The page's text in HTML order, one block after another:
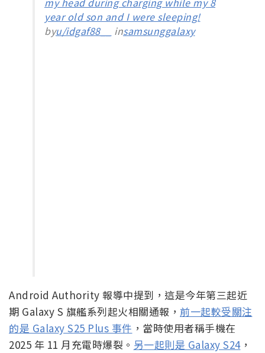
year old son and I were sleeping!
byu/idgaf88__ insamsunggalaxy
Android Authority 報導中提到，這是今年第三起近
期 Galaxy S 旗艦系列起火相關通報， 前一起較受關注
的是 Galaxy S25 Plus 事件 ，當時使用者稱手機在
2025 年 11 月充電時爆裂。 另一起則是 Galaxy S24，